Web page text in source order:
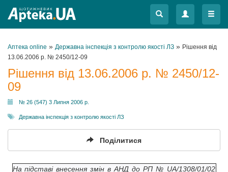
Меню
Меню
Аптека online » Державна інспекція з контролю якості ЛЗ » Рішення від
13.06.2006 р. № 2450/12-09
Рішення від 13.06.2006 р. № 2450/12-
09
№ 26 (547) 3 Липня 2006 р.
Державна інспекція з контролю якості ЛЗ
Поділитися
На підставі внесення змін в АНД до РП № UA/1308/01/02